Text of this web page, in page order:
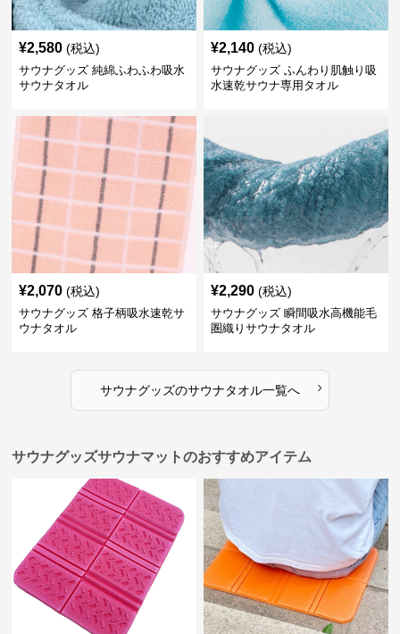
¥2,580 (税込)
サウナグッズ 純綿ふわふわ吸水
サウナタオル
¥2,140 (税込)
サウナグッズ ふんわり肌触り吸
水速乾サウナ専用タオル
¥2,070 (税込)
サウナグッズ 格子柄吸水速乾サ
ウナタオル
¥2,290 (税込)
サウナグッズ 瞬間吸水高機能毛
圏織りサウナタオル
サウナグッズのサウナタオル一覧へ ›
サウナグッズサウナマットのおすすめアイテム